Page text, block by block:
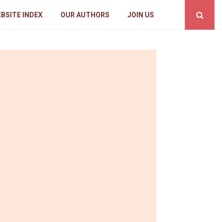
INDEX OUR AUTHORS JOIN US